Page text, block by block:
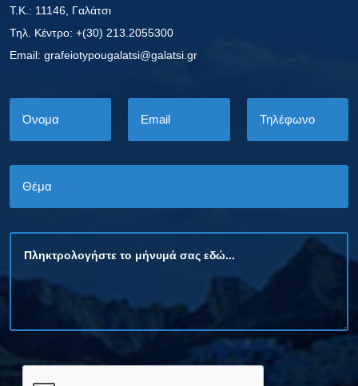
Τ.Κ.: 11146, Γαλάτσι
Τηλ. Κέντρο: +(30) 213.2055300
Εmail: grafeiotypougalatsi@galatsi.gr